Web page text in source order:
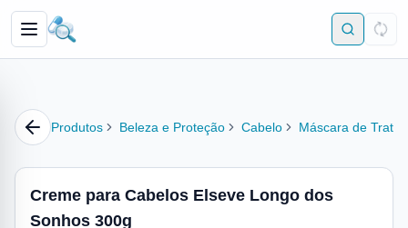
Produtos Beleza e Proteção Cabelo Máscara de
Creme para Cabelos Elseve Longo dos
Sonhos 300g